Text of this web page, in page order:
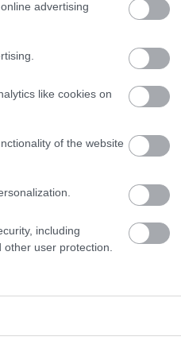
advertising
like cookies on
of the website
including
user protection.
6
osztálytársaim a
menzás nagymamám
kínos incidens
a